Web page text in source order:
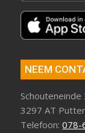
NEEM
Schouteneinde
3297 AT
Telefoon:078-